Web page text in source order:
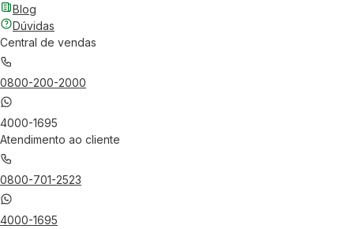
Blog
Dúvidas
Central de vendas
0800-200-2000
4000-1695
Atendimento ao cliente
0800-701-2523
4000-1695